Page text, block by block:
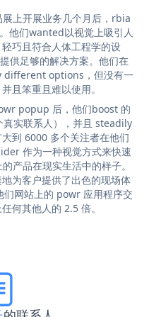
上开展业务几个月后，rbia
他们wanted以视觉上吸引人
巧且符合人体工程学的设
供足够的解决方案。他们在
different options，但没有一
且笨重且难以使用。
popup 后，他们boost 的
实联系人），并且 steadily
到 6000 多个关注者在他们
作为一种视觉方式来快速
产品在现实生活中的样子。
为客户提供了出色的现场体
网站上的 powr 应用程序交
何其他人的 2.5 倍。